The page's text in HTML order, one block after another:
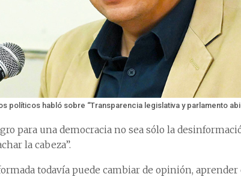
políticos habló sobre “Transparencia legislativa y parlamento
para una democracia no sea sólo la
la cabeza”.
todavía puede cambiar de opinión,